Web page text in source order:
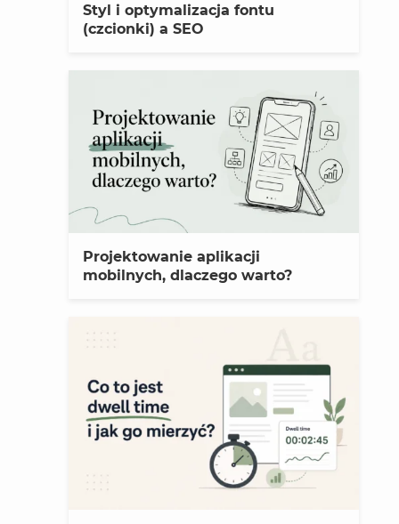
Styl i optymalizacja fontu
(czcionki) a SEO
Projektowanie aplikacji
mobilnych, dlaczego warto?